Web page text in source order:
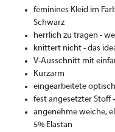
feminines Kleid im
Schwarz
herrlich zu tragen -
knittert nicht - das
V-Ausschnitt mit
Kurzarm
eingearbeitete
fest angesetzter Stoff
angenehme weiche,
5% Elastan